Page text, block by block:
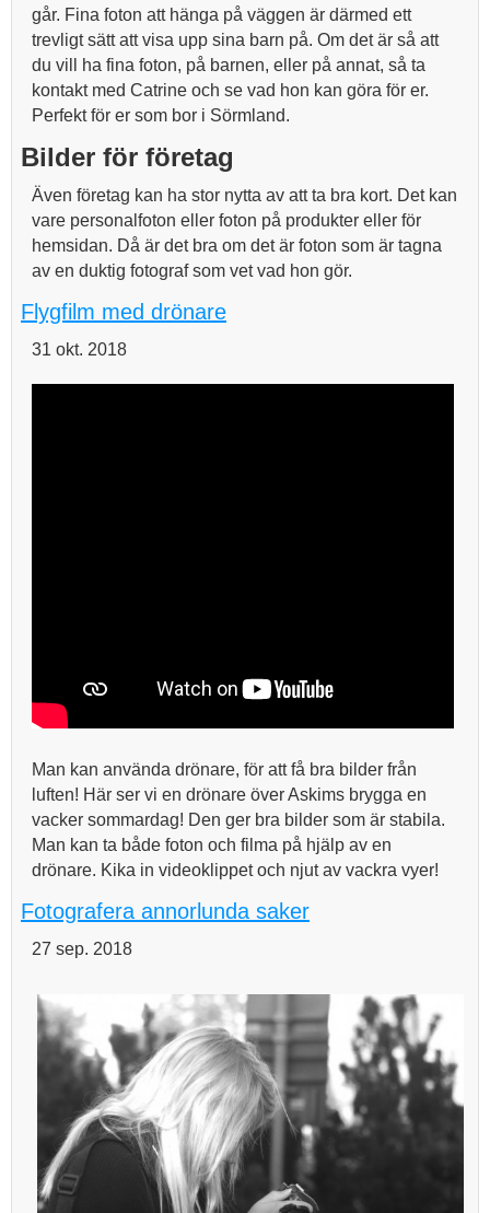
går. Fina foton att hänga på väggen är därmed ett
trevligt sätt att visa upp sina barn på. Om det är så att
du vill ha fina foton, på barnen, eller på annat, så ta
kontakt med Catrine och se vad hon kan göra för er.
Perfekt för er som bor i Sörmland.
Bilder för företag
Även företag kan ha stor nytta av att ta bra kort. Det kan
vare personalfoton eller foton på produkter eller för
hemsidan. Då är det bra om det är foton som är tagna
av en duktig fotograf som vet vad hon gör.
Flygfilm med drönare
31 okt. 2018
Man kan använda drönare, för att få bra bilder från
luften! Här ser vi en drönare över Askims brygga en
vacker sommardag! Den ger bra bilder som är stabila.
Man kan ta både foton och filma på hjälp av en
drönare. Kika in videoklippet och njut av vackra vyer!
Fotografera annorlunda saker
27 sep. 2018